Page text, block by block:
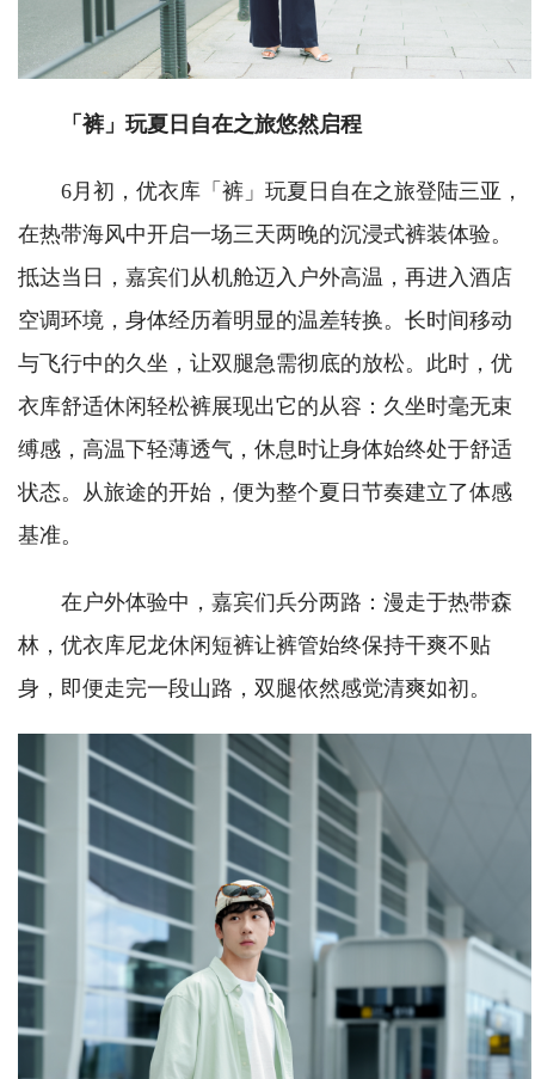
「裤」玩夏日自在之旅悠然启程
6月初，优衣库「裤」玩夏日自在之旅登陆三亚，
在热带海风中开启一场三天两晚的沉浸式裤装体验。
抵达当日，嘉宾们从机舱迈入户外高温，再进入酒店
空调环境，身体经历着明显的温差转换。长时间移动
与飞行中的久坐，让双腿急需彻底的放松。此时，优
衣库舒适休闲轻松裤展现出它的从容：久坐时毫无束
缚感，高温下轻薄透气，休息时让身体始终处于舒适
状态。从旅途的开始，便为整个夏日节奏建立了体感
基准。
在户外体验中，嘉宾们兵分两路：漫走于热带森
林，优衣库尼龙休闲短裤让裤管始终保持干爽不贴
身，即便走完一段山路，双腿依然感觉清爽如初。